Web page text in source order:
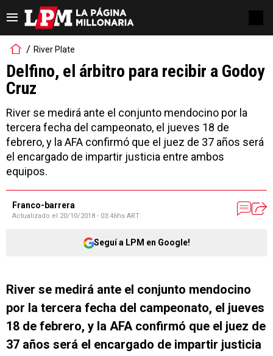
River Plate
Delfino, el árbitro para recibir a Godoy
Cruz
River se medirá ante el conjunto mendocino por la
tercera fecha del campeonato, el jueves 18 de
febrero, y la AFA confirmó que el juez de 37 años será
el encargado de impartir justicia entre ambos
equipos.
Franco-barrera
Actualizado el 20/10/2018 - 03:46hs ART
Seguí a LPM en Google!
River se medirá ante el conjunto mendocino
por la tercera fecha del campeonato, el jueves
18 de febrero, y la AFA confirmó que el juez de
37 años será el encargado de impartir justicia